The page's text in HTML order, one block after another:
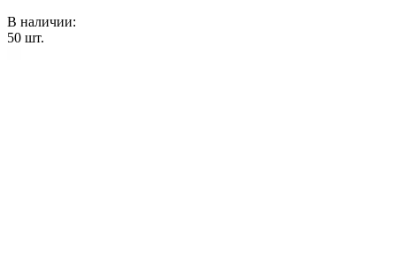
В наличии:
50 шт.